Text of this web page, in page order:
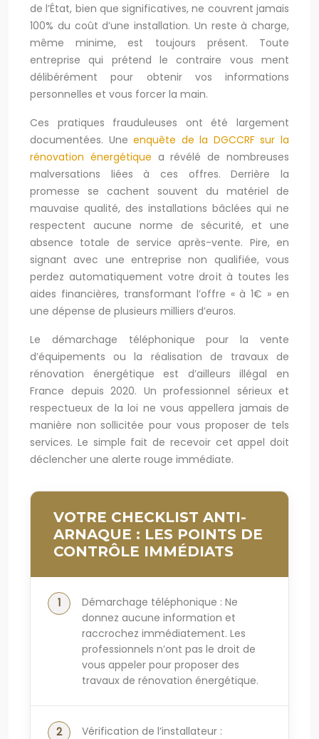
de l’État, bien que significatives, ne couvrent jamais
100% du coût d’une installation. Un reste à charge,
même minime, est toujours présent. Toute
entreprise qui prétend le contraire vous ment
délibérément pour obtenir vos informations
personnelles et vous forcer la main.
Ces pratiques frauduleuses ont été largement
documentées. Uneenquête de la DGCCRF sur la
rénovation énergétique a révélé de nombreuses
malversations liées à ces offres. Derrière la
promesse se cachent souvent du matériel de
mauvaise qualité, des installations bâclées qui ne
respectent aucune norme de sécurité, et une
absence totale de service après-vente. Pire, en
signant avec une entreprise non qualifiée, vous
perdez automatiquement votre droit à toutes les
aides financières, transformant l’offre « à 1€ » en
une dépense de plusieurs milliers d’euros.
Le démarchage téléphonique pour la vente
d’équipements ou la réalisation de travaux de
rénovation énergétique est d’ailleurs illégal en
France depuis 2020. Un professionnel sérieux et
respectueux de la loi ne vous appellera jamais de
manière non sollicitée pour vous proposer de tels
services. Le simple fait de recevoir cet appel doit
déclencher une alerte rouge immédiate.
VOTRE CHECKLIST ANTI-
ARNAQUE : LES POINTS DE
CONTRÔLE IMMÉDIATS
Démarchage téléphonique : Ne
donnez aucune information et
raccrochez immédiatement. Les
professionnels n’ont pas le droit de
vous appeler pour proposer des
travaux de rénovation énergétique.
Vérification de l’installateur :